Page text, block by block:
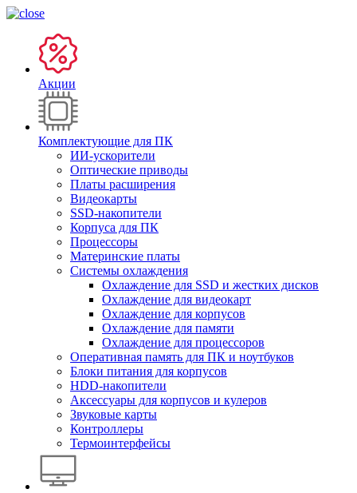
Акции
Комплектующие для ПК
ИИ-ускорители
Оптические приводы
Платы расширения
Видеокарты
SSD-накопители
Корпуса для ПК
Процессоры
Материнские платы
Системы охлаждения
Охлаждение для SSD и жестких дисков
Охлаждение для видеокарт
Охлаждение для корпусов
Охлаждение для памяти
Охлаждение для процессоров
Оперативная память для ПК и ноутбуков
Блоки питания для корпусов
HDD-накопители
Аксессуары для корпусов и кулеров
Звуковые карты
Контроллеры
Термоинтерфейсы